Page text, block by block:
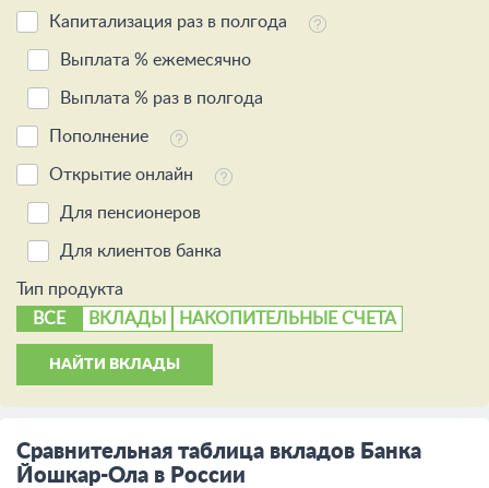
Капитализация раз в полгода
Выплата % ежемесячно
Выплата % раз в полгода
Пополнение
Открытие онлайн
Для пенсионеров
Для клиентов банка
Тип продукта
ВСЕ
ВКЛАДЫ НАКОПИТЕЛЬНЫЕ СЧЕТА
НАЙТИ ВКЛАДЫ
Сравнительная таблица вкладов Банка
Йошкар-Ола в России